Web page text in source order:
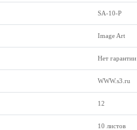
SA-10-P
Image Art
Нет гарантии
WWW.s3.ru
12
10 листов